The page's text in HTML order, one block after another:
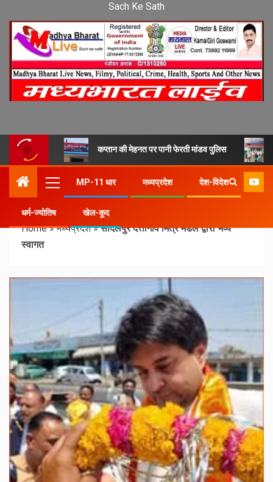
Sach Ke Sath
कप्तान की मेहनत पर पानी फेरती मांडव पुलिस
MP-11 धार मध्यप्रदेश देश-विदेश
धर्म-ज्योतिष खेल-कूद
Home»मध्यप्रदेश»सादलपुर दत्तीगांव मित्र मंडल द्वारा भव्य
स्वागत